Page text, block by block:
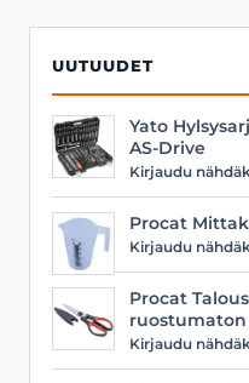
UUTUUDET
Yato
AS-Drive
Kirjaudu
Procat
Kirjaudu
Procat
ruostumaton
Kirjaudu